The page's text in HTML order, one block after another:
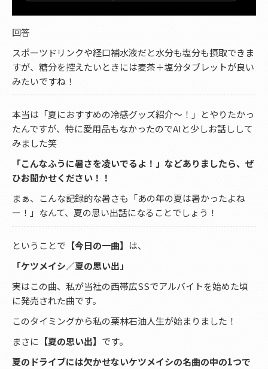
回答
スポーツドリンクや経口補水液だと水分も塩分も摂取できま
すが、糖分を控えたいときには麦茶＋塩分タブレットが良い
みたいですね！
本当は「夏におすすめの冷感グッズ紹介〜！」とやりたかっ
たんですが、特に愛用品もなかったのでAIと少しお話しして
みました笑
「こんなふうに暑さを凌いでるよ！」などありましたら、ぜ
ひお聞かせください！！
まぁ、こんな記録的な暑さも「あの年の夏は暑かったよね
ー！」なんて、夏の思い出話になることでしょう！
ということで 【今日の一曲】 は、
「ケツメイシ／夏の思い出」
実はこの曲、私が当社の西帯広SSでアルバイトを始めた頃
に発売された曲です。
このタイミングから私の栗林石油人生が始まりました！
まさに 【夏の思い出】 です。
夏のドライブには欠かせないケツメイシの名曲の中の1つで